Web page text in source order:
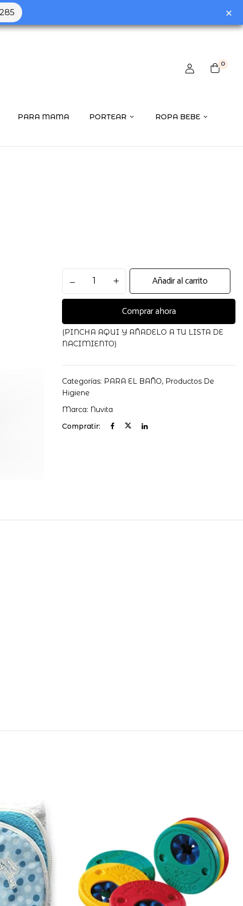
0
PARA MAMA PORTEAR
ROPA BEBE
Baño
Rosa
Añadir al carrito
Comprar ahora
(PINCHA AQUI Y AÑADELO A TU LISTA DE
NACIMIENTO)
Categorías: PARA EL BAÑO, Productos De
Higiene
Marca: Nuvita
Compratir:
Los campos obligatorios están
electrónico y web en este navegador para la próxima